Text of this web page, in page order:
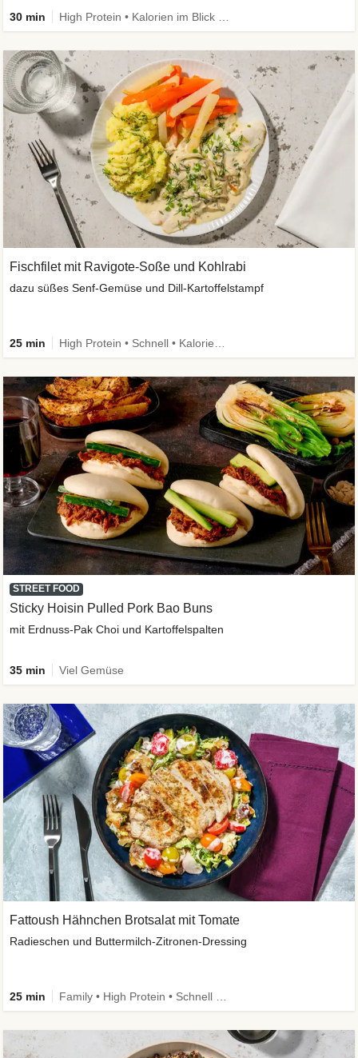
30 min
Fischfilet mit Ravigote-Soße und Kohlrabi
dazu süßes Senf-Gemüse und Dill-Kartoffelstampf
25 min
STREET FOOD
Sticky Hoisin Pulled Pork Bao Buns
mit Erdnuss-Pak Choi und Kartoffelspalten
35 min Viel Gemüse
Fattoush Hähnchen Brotsalat mit Tomate
Radieschen und Buttermilch-Zitronen-Dressing
25 min